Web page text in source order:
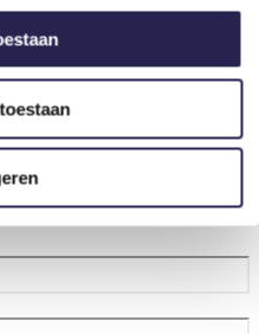
aan een kennismaking met
formulier onderaan de pagina